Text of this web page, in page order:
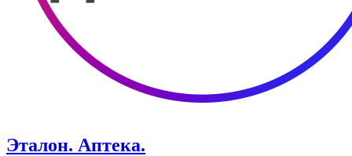
Эталон. ​Аптека.